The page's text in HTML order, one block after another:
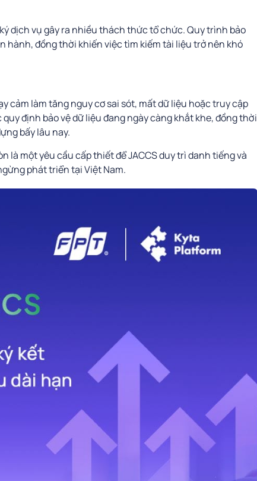
dịch vụ gây ra nhiều thách thức tổ chức. Quy trình bảo
hành, đồng thời khiến việc tìm kiếm tài liệu trở nên khó
cảm làm tăng nguy cơ sai sót, mất dữ liệu hoặc truy cập
định bảo vệ dữ liệu đang ngày càng khắt khe, đồng thời
bấy lâu nay.
là một yêu cầu cấp thiết để JACCS duy trì danh tiếng và
phát triển tại Việt Nam.